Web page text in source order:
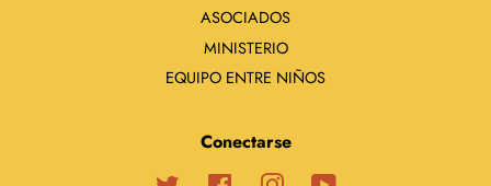
ASOCIADOS
MINISTERIO
EQUIPO ENTRE NIÑOS
Conectarse